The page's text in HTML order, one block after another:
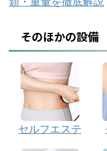
そのほかの設備
セルフエステ